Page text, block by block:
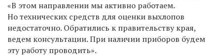
«В этом направлении мы активно работаем.
Но технических средств для оценки выхлопов
недостаточно. Обратились к правительству края,
ведем консультации. При наличии приборов будем
эту работу проводить».